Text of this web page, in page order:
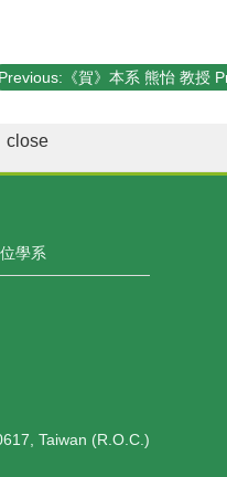
close
學系
Taiwan (R.O.C.)